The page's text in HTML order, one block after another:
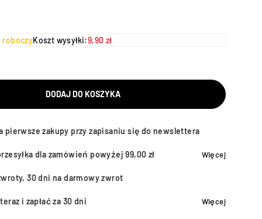
roboczyKoszt wysyłki:9,90 zł
DODAJ DO KOSZYKA
pierwsze zakupy przy zapisaniu się do newslettera
dla zamówień powyżej 99,00 zł Więcej
30 dni na darmowy zwrot
i zapłać za 30 dni Więcej